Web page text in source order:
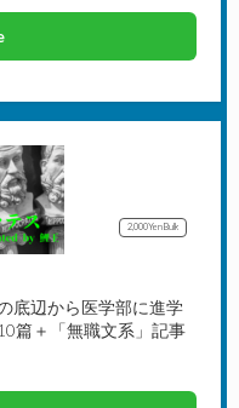
2,000YenBulk
底辺から医学部に進学
篇＋「無職文系」記事